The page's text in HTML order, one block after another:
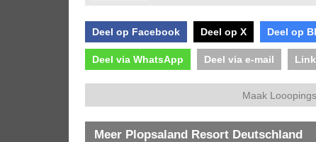
Deel op Facebook Deel op X Deel op
Deel via WhatsApp Deel via e-mail
Maak
Meer Plopsaland Resort Deutschland